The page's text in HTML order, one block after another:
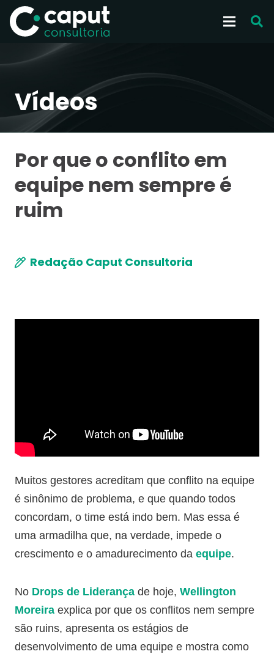
Vídeos
Por que o conflito em
equipe nem sempre é
ruim
Redação Caput Consultoria
Muitos gestores acreditam que conflito na equipe
é sinônimo de problema, e que quando todos
concordam, o time está indo bem. Mas essa é
uma armadilha que, na verdade, impede o
crescimento e o amadurecimento da equipe.
No Drops de Liderança de hoje, Wellington
Moreira explica por que os conflitos nem sempre
são ruins, apresenta os estágios de
desenvolvimento de uma equipe e mostra como